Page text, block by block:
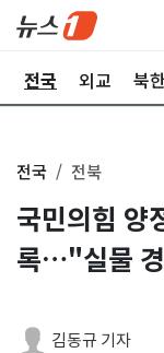
전국 외교 북한
전국 전북
국민의힘 양
록…"실물
김동규 기자